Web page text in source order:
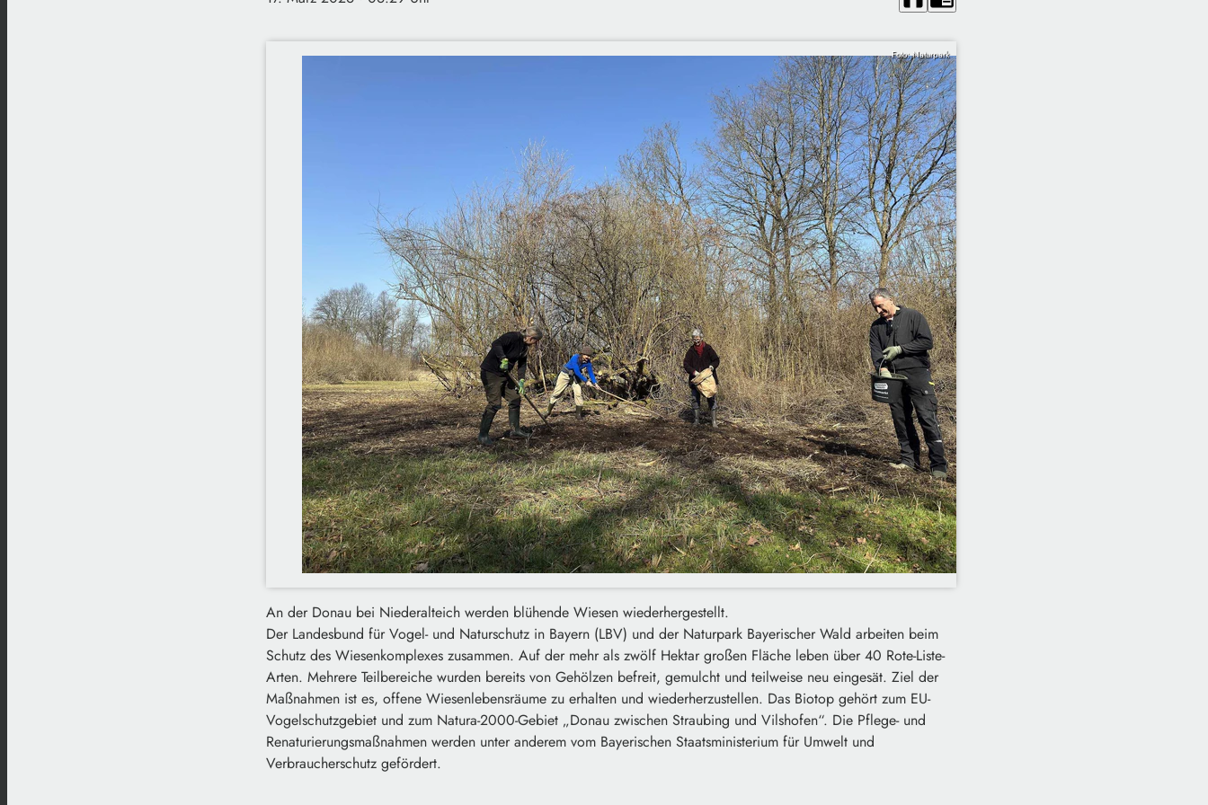
Foto: Naturpark
An der Donau bei Niederalteich werden blühende Wiesen wiederhergestellt.
Der Landesbund für Vogel- und Naturschutz in Bayern (LBV) und der Naturpark Bayerischer Wald arbeiten beim
Schutz des Wiesenkomplexes zusammen. Auf der mehr als zwölf Hektar großen Fläche leben über 40 Rote-Liste-
Arten. Mehrere Teilbereiche wurden bereits von Gehölzen befreit, gemulcht und teilweise neu eingesät. Ziel der
Maßnahmen ist es, offene Wiesenlebensräume zu erhalten und wiederherzustellen. Das Biotop gehört zum EU-
Vogelschutzgebiet und zum Natura-2000-Gebiet „Donau zwischen Straubing und Vilshofen“. Die Pflege- und
Renaturierungsmaßnahmen werden unter anderem vom Bayerischen Staatsministerium für Umwelt und
Verbraucherschutz gefördert.